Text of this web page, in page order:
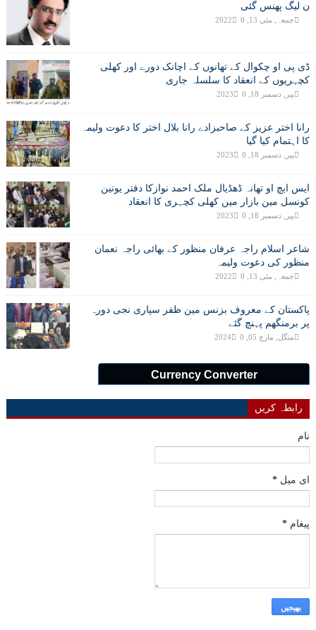
ن لیگ پھنس گئی
جمعہ, مئی 13, 2022 0
ڈی پی او چکوال کے تھانوں کے اچانک دورے اور کھلی
کچہریوں کے انعقاد کا سلسلہ جاری
پیر, دسمبر 18, 2023 0
رانا اختر عزیز کے صاحبزادے رانا بلال اختر کا دعوت ولیمہ
کا اہتمام کیا گیا
پیر, دسمبر 18, 2023 0
ایس ایچ او تھانہ ڈھڈیال ملک احمد نوازکا دفتر یونین
کونسل مین بازار میں کھلی کچہری کا انعقاد
پیر, دسمبر 18, 2023 0
شاعر اسلام راجہ عرفان منظور کے بھائی راجہ نعمان
منظور کی دعوت ولیمہ
جمعہ, مئی 13, 2022 0
پاکستان کے معروف بزنس مین ظفر سپاری نجی دورہ
پر برمنگھم پہنچ گئے
منگل, مارچ 05, 2024 0
Currency Converter
رابطہ کریں
نام
ای میل *
پیغام *